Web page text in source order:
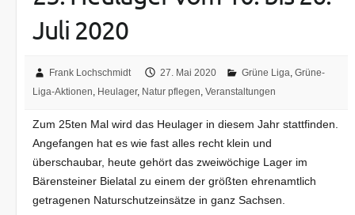
Juli 2020
Frank Lochschmidt 27. Mai 2020 Grüne Liga,Grüne-
Liga-Aktionen, Heulager, Natur pflegen,Veranstaltungen
Zum 25ten Mal wird das Heulager in diesem Jahr stattfinden.
Angefangen hat es wie fast alles recht klein und
überschaubar, heute gehört das zweiwöchige Lager im
Bärensteiner Bielatal zu einem der größten ehrenamtlich
getragenen Naturschutzeinsätze in ganz Sachsen.